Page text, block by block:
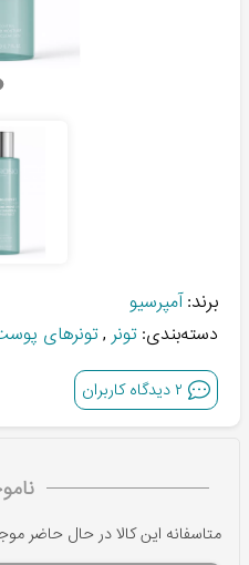
برند: آمپرسیو
دسته‌بندی: تونر ,تونرهای
۲دیدگاه کاربران
متاسفانه این کالا در حال حاضر